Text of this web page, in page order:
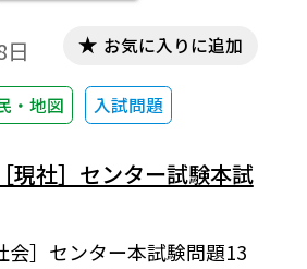
・地図 入試問題
お気に入りに追加
現社］センター試験本試
会］センター本試験問題13